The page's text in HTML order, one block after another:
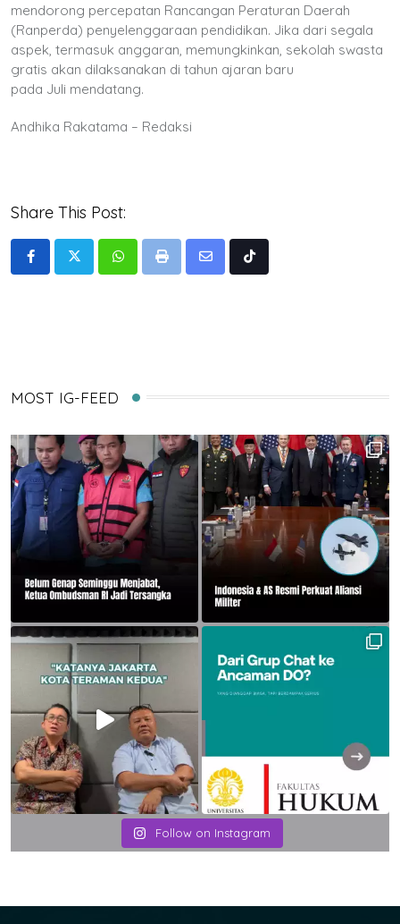
mendorong percepatan Rancangan Peraturan Daerah
(Ranperda) penyelenggaraan pendidikan. Jika dari segala
aspek, termasuk anggaran, memungkinkan, sekolah swasta
gratis akan dilaksanakan di tahun ajaran baru
pada Juli mendatang.
Andhika Rakatama – Redaksi
Share This Post:
WhatsappPrint
Share
Tiktok
MOST IG-FEED
Follow on Instagram